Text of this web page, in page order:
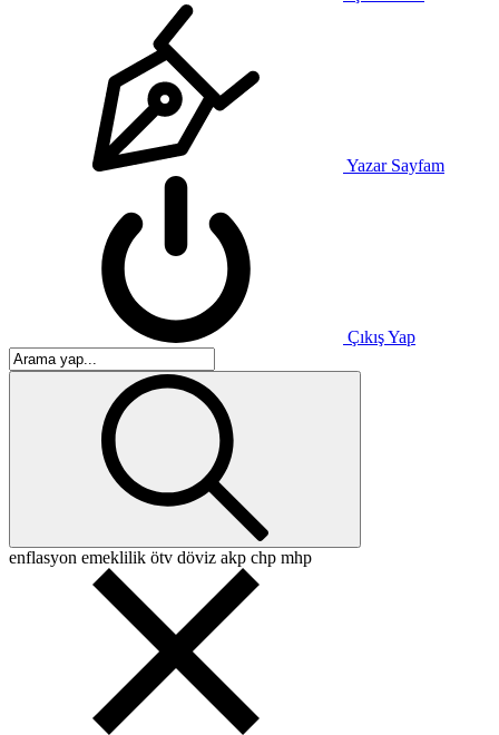
Yazar Sayfam
Çıkış Yap
enflasyon emeklilik ötv döviz akp chp mhp